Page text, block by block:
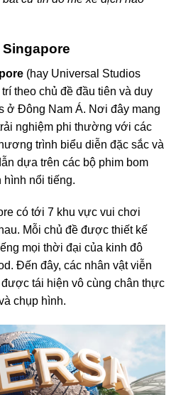
(hay Universal Studios
theo chủ đề đầu tiên và duy
ở Đông Nam Á. Nơi đây mang
nghiệm phi thường với các
trình biểu diễn đặc sắc và
dựa trên các bộ phim bom
hình nổi tiếng.
có tới 7 khu vực vui chơi
Mỗi chủ đề được thiết kế
mọi thời đại của kinh đô
Đến đây, các nhân vật viễn
tái hiện vô cùng chân thực
chụp hình.